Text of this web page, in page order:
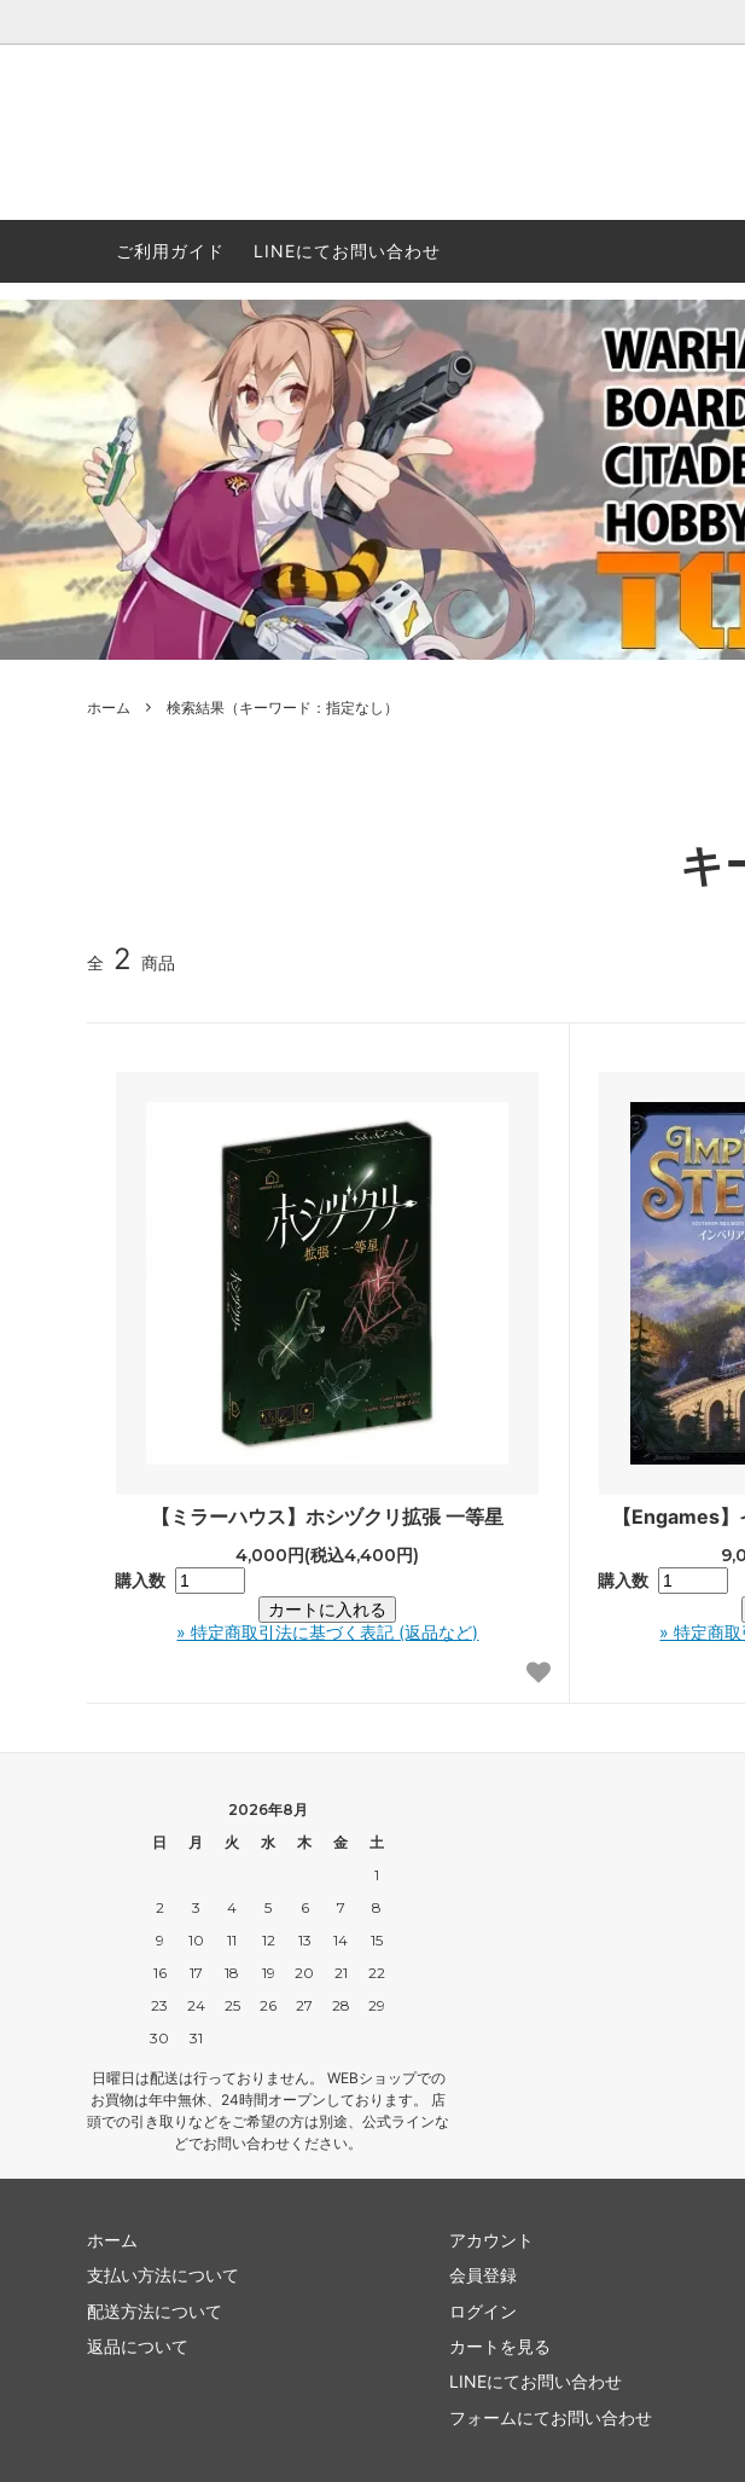
ウォーハンマー(40k/AoS)、ボードゲーム、シタデルカラーの正規プレミアムショップ
ころからインディーズまで何でも揃います！ 和歌山に実店舗あり。ゲームマーケット新作や週
セットも充実。
ムンダ]
ウォーハンマー アンダーワールド ウォーハンマー ウォークライ
ウォーハンマー・クエスト
ウォーハンマー ミドルアース
earth™)
GWS製ウォーハンマー関連グッツ(書籍
など)
週刊ウォーハンマー
ガンダムアッセンブル関連品 ボードゲーム・カードゲーム
ボードゲーム・ホビー関係書籍 ガンプラ
レーション・災害備蓄用品
Space Marine 2特集 GWSオンライン限定品
コンバットパトロール/スピアヘッド バトルフォース(40K/AOS)
AOS各勢力永久呪文(エンドレススペル) ウォーハンマー40000 各勢力
FLOST製アイテム MtOテレイン
週刊ウォーハンマー DSPIAE
ボードゲーム ゲームマーケット2024秋
エアソフトガン本体各種 escape from tarkov[タルコフ]
予約品に関しての注意事項
アシェット刊行 週刊ウォーハ
コンバットパトロールの発売日リ
週刊ウォーハンマーの発送につい
ご利用ガイド LINEにてお問い合わせ
ホーム 検索結果（キーワード：指定なし）
キ
全 2 商品
【ミラーハウス】ホシヅクリ拡張 一等星
4,000円(税込4,400円)
購入数
» 特定商取引法に基づく表記 (返品など)
【Engames
購入数
» 特定商
2026年8月
日
月 火 水 木 金
土
1
2
3 4 5 6 7
8
9
10 11 12 13 14
15
16
17 18 19 20 21
22
23
24 25 26 27 28
29
30
31
日曜日は配送は行っておりません。 WEBショップでの
お買物は年中無休、24時間オープンしております。 店
頭での引き取りなどをご希望の方は別途、公式ラインな
どでお問い合わせください。
ホーム
支払い方法について
配送方法について
返品について
アカウント
会員登録
ログイン
カートを見る
LINEにてお問い合わせ
フォームにてお問い合わせ